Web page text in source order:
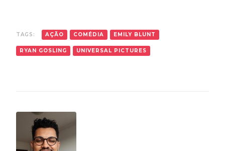
TAGS: AÇÃO COMÉDIA EMILY BLUNT
RYAN GOSLING UNIVERSAL PICTURES